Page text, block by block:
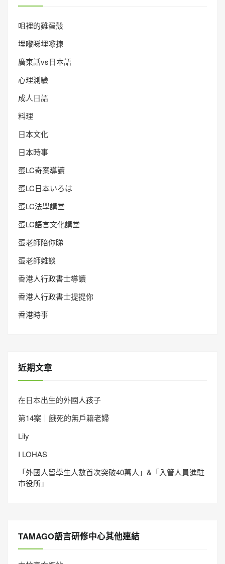
咀裡的雞蛋殼
埋嚟睇埋嚟揀
廣東話vs日本語
心理測驗
成人日語
料理
日本文化
日本時事
蛋LC奇案導讀
蛋LC日本いろは
蛋LC法學講堂
蛋LC語言文化講堂
蛋老師陪你睇
蛋老師雜談
香港人行政書士導讀
香港人行政書士提提你
香港時事
近期文章
在日本出生的外國人孩子
第14案｜餓死的無戶籍老婦
Lily
I LOHAS
「外國人留學生人數首次突破40萬人」&「入管人員進駐
市役所」
TAMAGO語言研修中心其他連結